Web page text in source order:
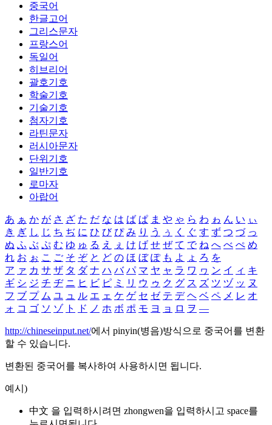
중국어
한글고어
그리스문자
프랑스어
독일어
히브리어
괄호기호
학술기호
기술기호
첨자기호
라틴문자
러시아문자
단위기호
일반기호
로마자
아랍어
あ ぁ か が さ ざ た だ な は ば ぱ ま や ゃ ら わ ゎ ん い ぃ
き ぎ し じ ち ぢ に ひ び ぴ み り う ぅ く ぐ す ず つ づ っ
ぬ ふ ぶ ぷ む ゆ ゅ る え ぇ け げ せ ぜ て で ね へ べ ぺ め
れ お ぉ こ ご そ ぞ と ど の ほ ぼ ぽ も よ ょ ろ を
ア ァ カ サ ザ タ ダ ナ ハ バ パ マ ヤ ャ ラ ワ ヮ ン イ ィ キ
ギ シ ジ チ ヂ ニ ヒ ビ ピ ミ リ ウ ゥ ク グ ス ズ ツ ヅ ッ ヌ
フ ブ プ ム ユ ュ ル エ ェ ケ ゲ セ ゼ テ デ ヘ ベ ペ メ レ オ
ォ コ ゴ ソ ゾ ト ド ノ ホ ボ ポ モ ヨ ョ ロ ヲ ―
http://chineseinput.net/에서 pinyin(병음)방식으로 중국어를 변환
할 수 있습니다.
변환된 중국어를 복사하여 사용하시면 됩니다.
예시)
中文 을 입력하시려면 zhongwen을 입력하시고 space를